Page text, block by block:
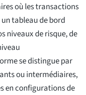
où les transactions
tableau de bord
niveaux de risque, de
se distingue par
ou intermédiaires,
en configurations de